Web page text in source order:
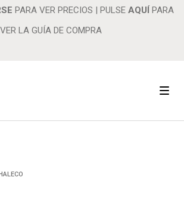
PARA VER PRECIOS | PULSE AQUÍ PARA
VER LA GUÍA DE COMPRA